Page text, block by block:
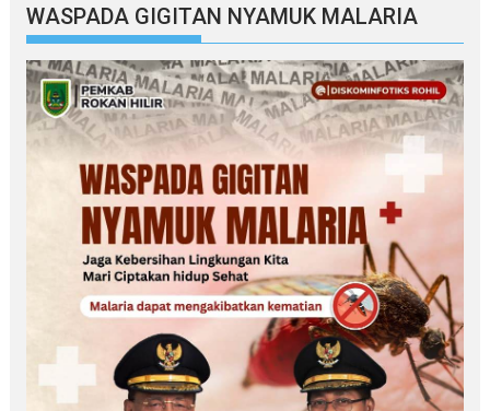
WASPADA GIGITAN NYAMUK MALARIA